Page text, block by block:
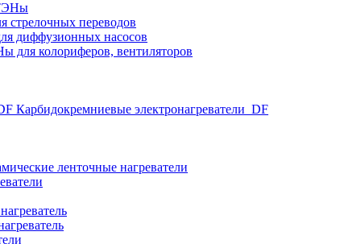
стрелочных переводов
диффузионных насосов
для колориферов, вентиляторов
Карбидокремниевые электронагреватели_DF
ленточные нагреватели